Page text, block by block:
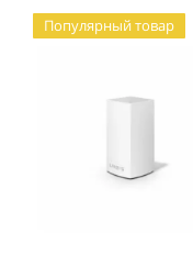
Популярный товар